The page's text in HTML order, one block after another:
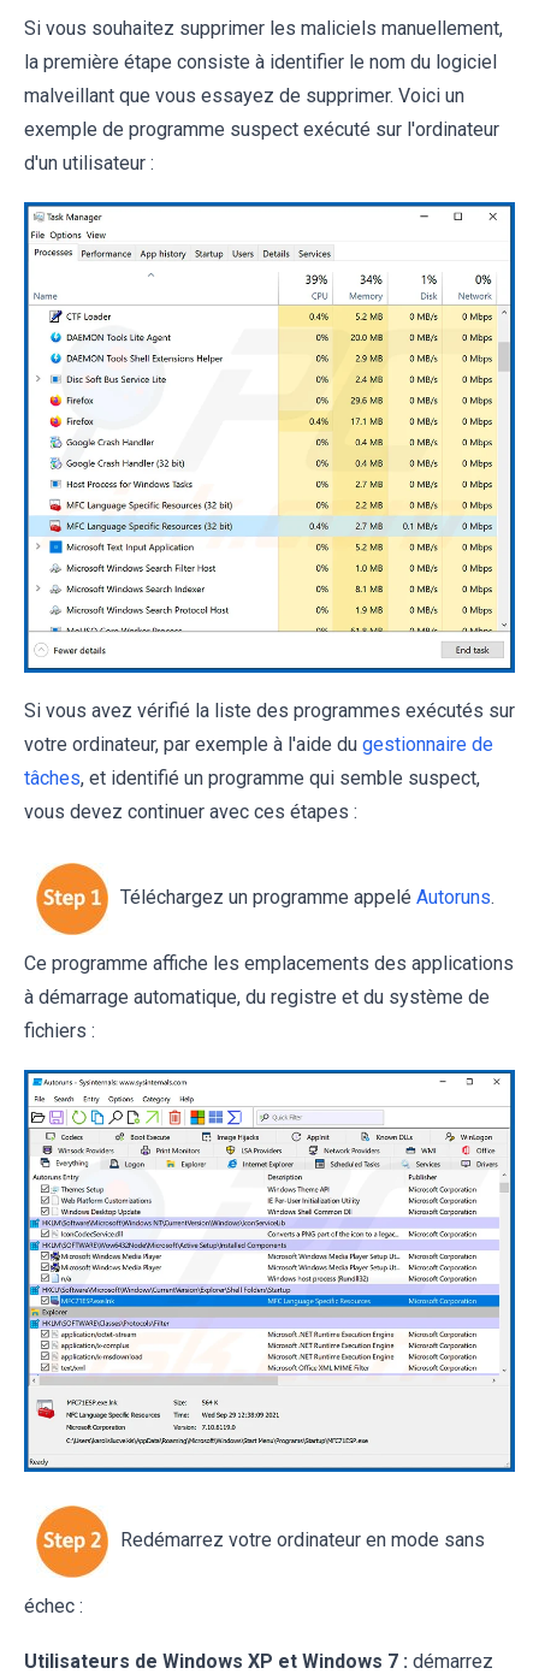
Si vous souhaitez supprimer les maliciels manuellement,
la première étape consiste à identifier le nom du logiciel
malveillant que vous essayez de supprimer. Voici un
exemple de programme suspect exécuté sur l'ordinateur
d'un utilisateur :
Si vous avez vérifié la liste des programmes exécutés sur
votre ordinateur, par exemple à l'aide du gestionnaire de
tâches, et identifié un programme qui semble suspect,
vous devez continuer avec ces étapes :
Téléchargez un programme appelé Autoruns.
Ce programme affiche les emplacements des applications
à démarrage automatique, du registre et du système de
fichiers :
Redémarrez votre ordinateur en mode sans
échec :
Utilisateurs de Windows XP et Windows 7 : démarrez